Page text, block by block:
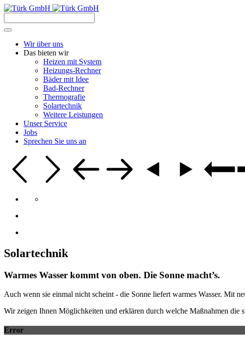
Wir über uns
Das bieten wir
Heizen mit System
Heizungs-Rechner
Bäder mit Idee
Bad-Rechner
Thermografie
Solartechnik
Weitere Leistungen
Unser Service
Jobs
Sprechen Sie uns an
Solartechnik
Warmes Wasser kommt von oben. Die Sonne macht’s.
Auch wenn sie einmal nicht scheint - die Sonne liefert warmes Wasser. Mit
Wir zeigen Ihnen Möglichkeiten und erklären durch welche Maßnahmen die
Error